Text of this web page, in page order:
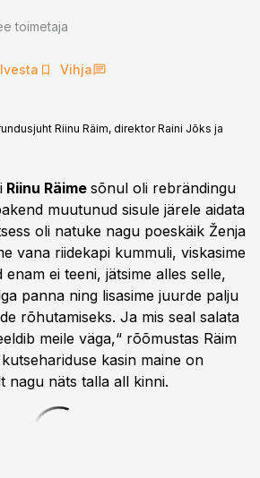
toimetaja
Vihja
Riinu Räim, direktor Raini Jõks ja
Riinu Räime sõnul oli rebrändingu
muutunud sisule järele aidata
oli natuke nagu poeskäik Ženja
vana riidekapi kummuli, viskasime
enam ei teeni, jätsime alles selle,
panna ning lisasime juurde palju
rõhutamiseks. Ja mis seal salata
meile väga,“ rõõmustas Räim
kasin maine on
nagu näts talla all kinni.